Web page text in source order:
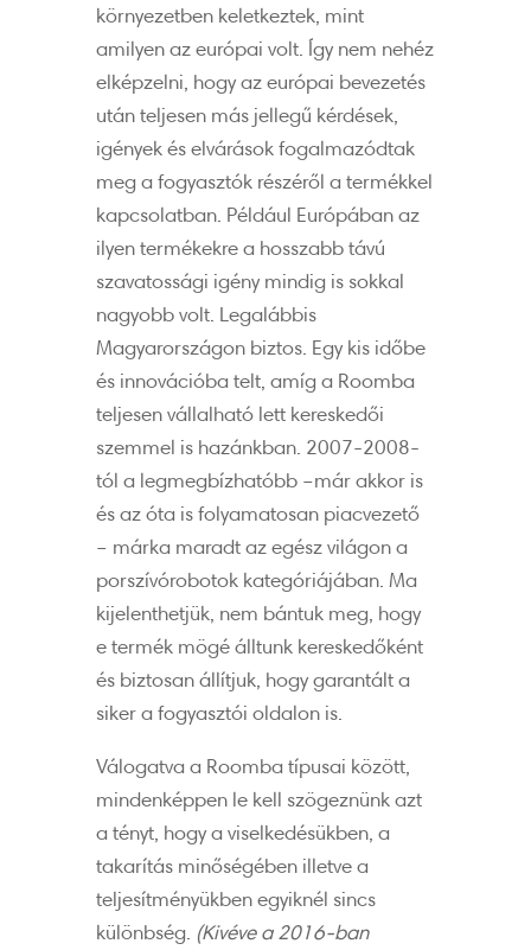
környezetben keletkeztek, mint
amilyen az európai volt. Így nem nehéz
elképzelni, hogy az európai bevezetés
után teljesen más jellegű kérdések,
igények és elvárások fogalmazódtak
meg a fogyasztók részéről a termékkel
kapcsolatban. Például Európában az
ilyen termékekre a hosszabb távú
szavatossági igény mindig is sokkal
nagyobb volt. Legalábbis
Magyarországon biztos. Egy kis időbe
és innovációba telt, amíg a Roomba
teljesen vállalható lett kereskedői
szemmel is hazánkban. 2007-2008-
tól a legmegbízhatóbb –már akkor is
és az óta is folyamatosan piacvezető
– márka maradt az egész világon a
porszívórobotok kategóriájában. Ma
kijelenthetjük, nem bántuk meg, hogy
e termék mögé álltunk kereskedőként
és biztosan állítjuk, hogy garantált a
siker a fogyasztói oldalon is.
Válogatva a Roomba típusai között,
mindenképpen le kell szögeznünk azt
a tényt, hogy a viselkedésükben, a
takarítás minőségében illetve a
teljesítményükben egyiknél sincs
különbség. (Kivéve a 2016-ban